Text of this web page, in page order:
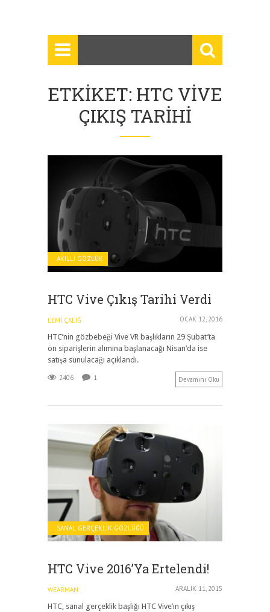
ETKIKET: HTC VIVE
ÇIKIŞ TARIHI
AKILLI GÖZLÜK
HTC Vive Çıkış Tarihi Verdi
LEMI ÇALIĞ OCAK 12, 2016
HTC’nin gözbebeği Vive VR başlıkların 29 Şubat’ta
ön siparişlerin alımına başlanacağı Nisan’da ise
satışa sunulacağı açıklandı.
2406 1 Devamını Oku
SANAL GERÇEKLIK GÖZLÜĞÜ
HTC Vive 2016’ya Ertelendi!
WEARMAN ARALIK 11, 2015
HTC, sanal gerçeklik başlığı HTC Vive’ın çıkış